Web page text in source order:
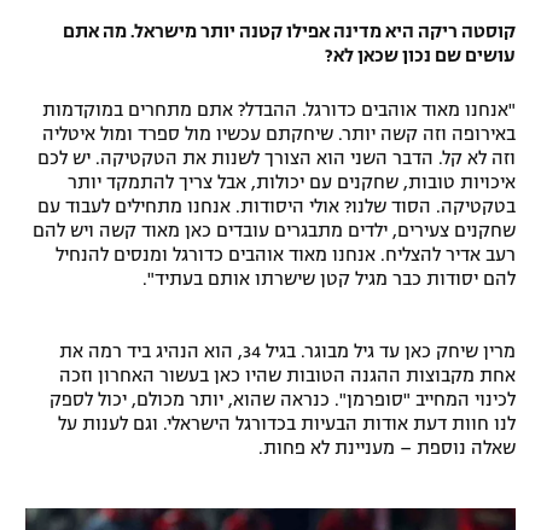
הצטרפות לחבילת הערוצים
לוח דרושים – ג'ובנט
תגיות
המגזין
קוסטה ריקה היא מדינה אפילו קטנה יותר מישראל. מה אתם
עושים שם נכון שכאן לא?
"אנחנו מאוד אוהבים כדורגל. ההבדל? אתם מתחרים במוקדמות
באירופה וזה קשה יותר. שיחקתם עכשיו מול ספרד ומול איטליה
וזה לא קל. הדבר השני הוא הצורך לשנות את הטקטיקה. יש לכם
איכויות טובות, שחקנים עם יכולות, אבל צריך להתמקד יותר
בטקטיקה. הסוד שלנו? אולי היסודות. אנחנו מתחילים לעבוד עם
שחקנים צעירים, ילדים מתבגרים עובדים כאן מאוד קשה ויש להם
רעב אדיר להצליח. אנחנו מאוד אוהבים כדורגל ומנסים להנחיל
להם יסודות כבר מגיל קטן שישרתו אותם בעתיד".
מרין שיחק כאן עד גיל מבוגר. בגיל 34, הוא הנהיג ביד רמה את
אחת מקבוצות ההגנה הטובות שהיו כאן בעשור האחרון וזכה
לכינוי המחייב "סופרמן". כנראה שהוא, יותר מכולם, יכול לספק
לנו חוות דעת אודות הבעיות בכדורגל הישראלי. וגם לענות על
שאלה נוספת – מעניינת לא פחות.